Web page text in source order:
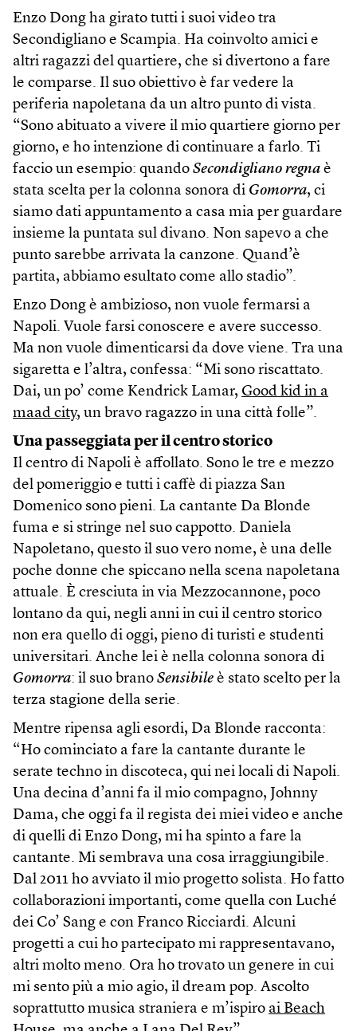
Enzo Dong ha girato tutti i suoi video tra
Secondigliano e Scampia. Ha coinvolto amici e
altri ragazzi del quartiere, che si divertono a fare
le comparse. Il suo obiettivo è far vedere la
periferia napoletana da un altro punto di vista.
“Sono abituato a vivere il mio quartiere giorno per
giorno, e ho intenzione di continuare a farlo. Ti
faccio un esempio: quando Secondigliano regna è
stata scelta per la colonna sonora di Gomorra, ci
siamo dati appuntamento a casa mia per guardare
insieme la puntata sul divano. Non sapevo a che
punto sarebbe arrivata la canzone. Quand’è
partita, abbiamo esultato come allo stadio”.
Enzo Dong è ambizioso, non vuole fermarsi a
Napoli. Vuole farsi conoscere e avere successo.
Ma non vuole dimenticarsi da dove viene. Tra una
sigaretta e l’altra, confessa: “Mi sono riscattato.
Dai, un po’ come Kendrick Lamar, Good kid in a
maad city, un bravo ragazzo in una città folle”.
Una passeggiata per il centro storico
Il centro di Napoli è affollato. Sono le tre e mezzo
del pomeriggio e tutti i caffè di piazza San
Domenico sono pieni. La cantante Da Blonde
fuma e si stringe nel suo cappotto. Daniela
Napoletano, questo il suo vero nome, è una delle
poche donne che spiccano nella scena napoletana
attuale. È cresciuta in via Mezzocannone, poco
lontano da qui, negli anni in cui il centro storico
non era quello di oggi, pieno di turisti e studenti
universitari. Anche lei è nella colonna sonora di
Gomorra: il suo brano Sensibile è stato scelto per la
terza stagione della serie.
Mentre ripensa agli esordi, Da Blonde racconta:
“Ho cominciato a fare la cantante durante le
serate techno in discoteca, qui nei locali di Napoli.
Una decina d’anni fa il mio compagno, Johnny
Dama, che oggi fa il regista dei miei video e anche
di quelli di Enzo Dong, mi ha spinto a fare la
cantante. Mi sembrava una cosa irraggiungibile.
Dal 2011 ho avviato il mio progetto solista. Ho fatto
collaborazioni importanti, come quella con Luché
dei Co’ Sang e con Franco Ricciardi. Alcuni
progetti a cui ho partecipato mi rappresentavano,
altri molto meno. Ora ho trovato un genere in cui
mi sento più a mio agio, il dream pop. Ascolto
soprattutto musica straniera e m’ispiro ai Beach